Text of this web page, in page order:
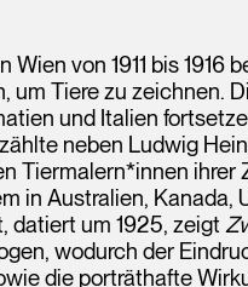
von 1911 bis
um Tiere zu zeichnen.
und Italien
neben Ludwig
Tiermalern*innen
in Australien, Kanada,
datiert um 1925, zeigt
wodurch der
die porträthafte